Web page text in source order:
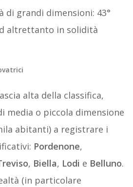
grandi dimensioni: 43°
altrettanto in solidità
alta della classifica,
media o piccola dimensione
abitanti) a registrare i
Pordenone,
, Biella, Lodi e Belluno.
(in particolare